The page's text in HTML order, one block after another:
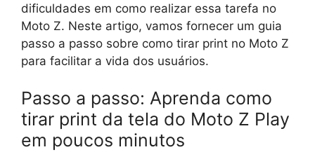
dificuldades em como realizar essa tarefa no
Moto Z. Neste artigo, vamos fornecer um guia
passo a passo sobre como tirar print no Moto Z
para facilitar a vida dos usuários.
Passo a passo: Aprenda como
tirar print da tela do Moto Z Play
em poucos minutos